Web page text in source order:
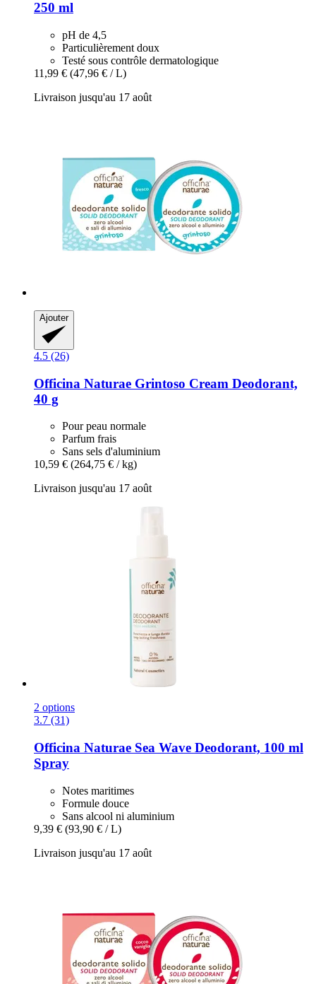
250 ml
pH de 4,5
Particulièrement doux
Testé sous contrôle dermatologique
11,99 € (47,96 € / L)
Livraison jusqu'au 17 août
Ajouter
4.5 (26)
Officina Naturae Grintoso Cream Deodorant,
40 g
Pour peau normale
Parfum frais
Sans sels d'aluminium
10,59 € (264,75 € / kg)
Livraison jusqu'au 17 août
2 options
3.7 (31)
Officina Naturae Sea Wave Deodorant, 100 ml
Spray
Notes maritimes
Formule douce
Sans alcool ni aluminium
9,39 € (93,90 € / L)
Livraison jusqu'au 17 août